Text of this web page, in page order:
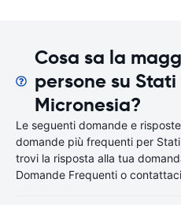
Cosa sa la
persone su
Micronesia?
Le seguenti domande e
domande più frequenti per
trovi la risposta alla tua
Domande Frequenti o